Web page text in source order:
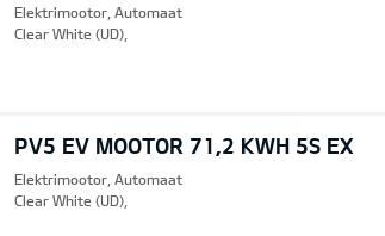
Elektrimootor, Automaat
Clear White (UD),
PV5 EV MOOTOR 71,2 KWH 5S EX
Elektrimootor, Automaat
Clear White (UD),